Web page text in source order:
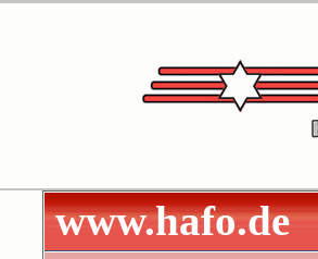
www.hafo.de